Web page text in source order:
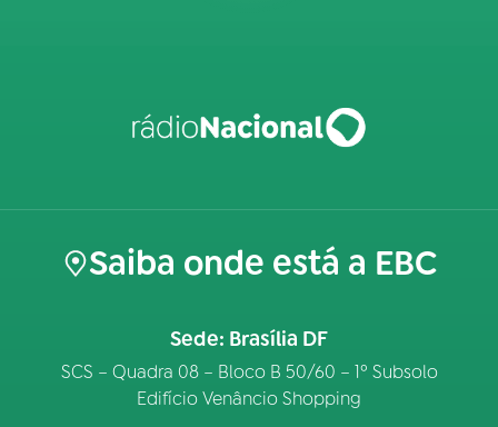
Saiba onde está a EBC
Sede: Brasília DF
SCS – Quadra 08 – Bloco B 50/60 – 1º Subsolo
Edifício Venâncio Shopping